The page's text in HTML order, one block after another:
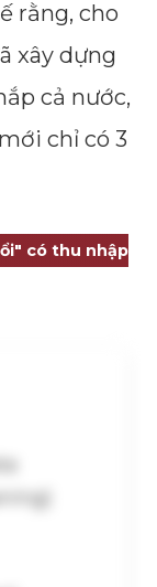
rằng, cho
xây dựng
cả nước,
chỉ có 3
có thu nhập